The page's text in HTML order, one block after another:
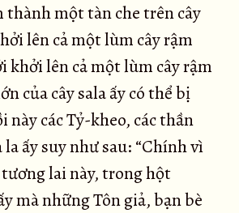
một tàn che trên cây
lên cả một lùm cây rậm
khởi lên cả một lùm cây rậm
của cây sala ấy có thể bị
này các Tỷ-kheo, các thần
ấy suy như sau: “Chính vì
lai này, trong hột
mà những Tôn giả, bạn bè